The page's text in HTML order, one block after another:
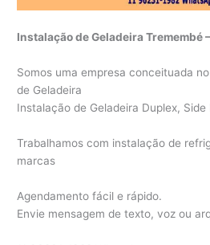
Instalação de Geladeira Tremembé
Somos uma empresa conceituada
de Geladeira
Instalação de Geladeira Duplex,
Trabalhamos com instalação de
marcas
Agendamento fácil e rápido.
Envie mensagem de texto, voz ou